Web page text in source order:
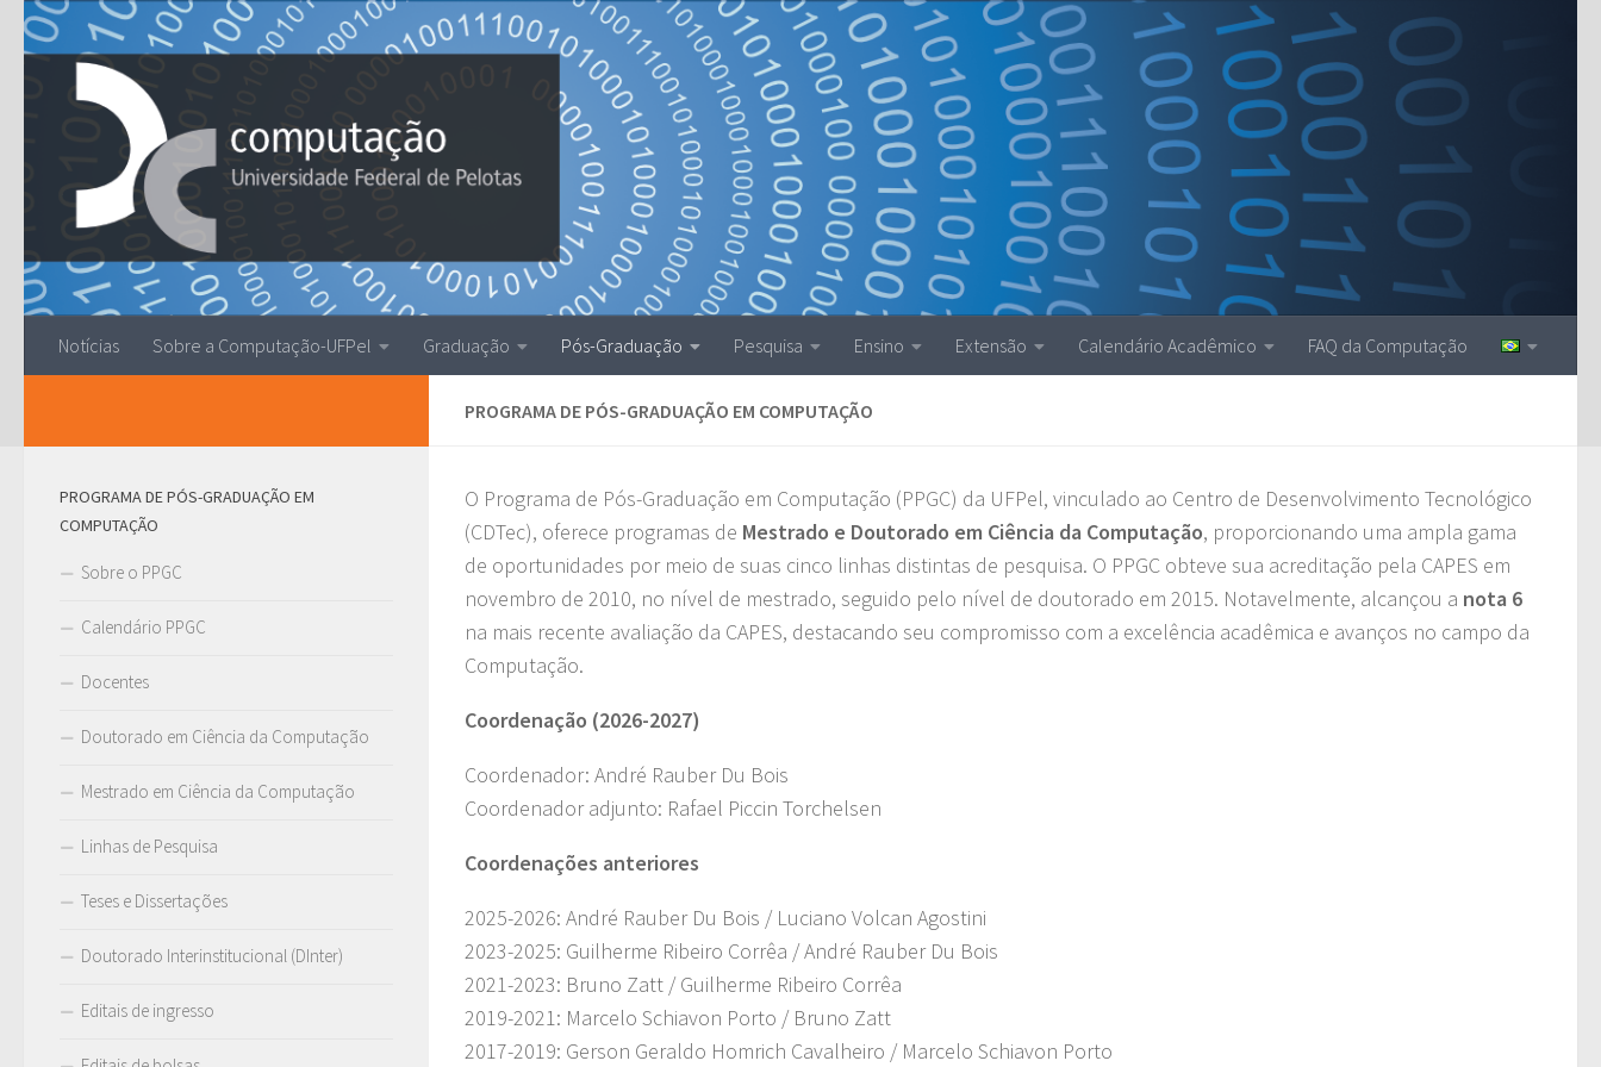
Skip to content
Notícias Sobre a Computação-UFPel Graduação Pós-Graduação Pesquisa Ensino Extensão Calendário Acadêmico FAQ da Computação
PROGRAMA DE PÓS-GRADUAÇÃO EM COMPUTAÇÃO
O Programa de Pós-Graduação em Computação (PPGC) da UFPel, vinculado ao Centro de Desenvolvimento Tecnológico
(CDTec), oferece programas de Mestrado e Doutorado em Ciência da Computação, proporcionando uma ampla gama
de oportunidades por meio de suas cinco linhas distintas de pesquisa. O PPGC obteve sua acreditação pela CAPES em
novembro de 2010, no nível de mestrado, seguido pelo nível de doutorado em 2015. Notavelmente, alcançou a nota 6
na mais recente avaliação da CAPES, destacando seu compromisso com a excelência acadêmica e avanços no campo da
Computação.
Coordenação (2026-2027)
Coordenador: André Rauber Du Bois
Coordenador adjunto: Rafael Piccin Torchelsen
Coordenações anteriores
2025-2026: André Rauber Du Bois / Luciano Volcan Agostini
2023-2025: Guilherme Ribeiro Corrêa / André Rauber Du Bois
2021-2023: Bruno Zatt / Guilherme Ribeiro Corrêa
2019-2021: Marcelo Schiavon Porto / Bruno Zatt
2017-2019: Gerson Geraldo Homrich Cavalheiro / Marcelo Schiavon Porto
PROGRAMA DE PÓS-GRADUAÇÃO EM
COMPUTAÇÃO
Sobre o PPGC
Calendário PPGC
Docentes
Doutorado em Ciência da Computação
Mestrado em Ciência da Computação
Linhas de Pesquisa
Teses e Dissertações
Doutorado Interinstitucional (DInter)
Editais de ingresso